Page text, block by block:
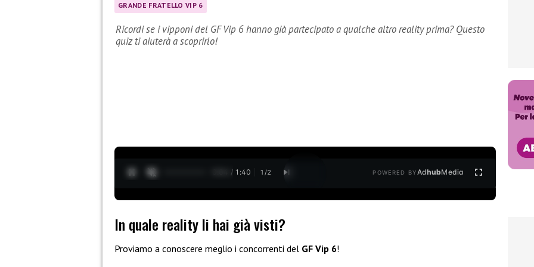
GRANDE FRATELLO VIP 6
Ricordi se i vipponi del GF Vip 6 hanno già partecipato a qualche altro reality prima? Questo
quiz ti aiuterà a scoprirlo!
0:05 / 1:40 1 /2 POWERED BYAdhubMedia
In quale reality li hai già visti?
Proviamo a conoscere meglio i concorrenti del GF Vip 6!